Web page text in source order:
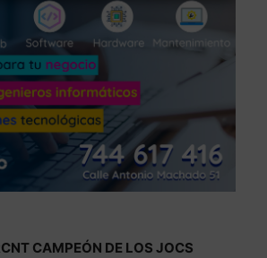
CAMPEÓN DE LOS JOCS